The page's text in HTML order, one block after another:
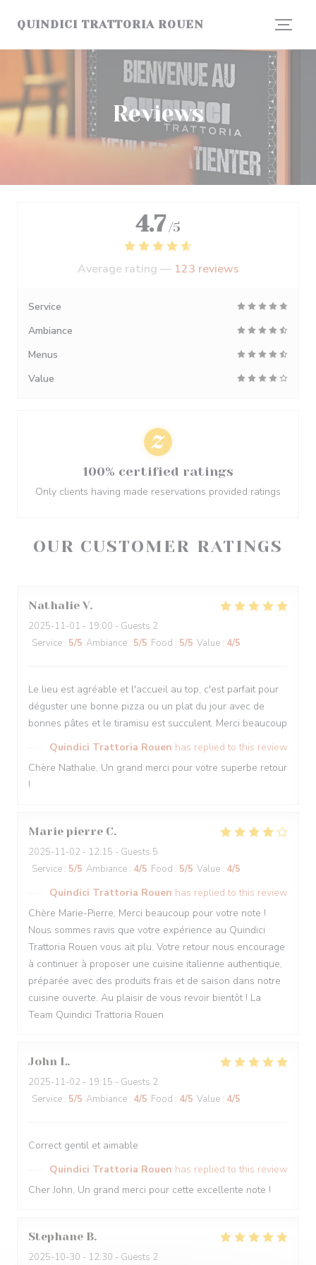
QUINDICI TRATTORIA ROUEN
Reviews
OUR CUSTOMER RATINGS
Nathalie V
2025-11-01 - 19:00 - Guests 2
Service : 5/5 Ambiance : 5/5 Food : 5/5 Value : 4/5
Le lieu est agréable et l'accueil au top, c'est parfait pour
déguster une bonne pizza ou un plat du jour avec de
bonnes pâtes et le tiramisu est succulent. Merci beaucoup
Quindici Trattoria Rouen has replied to this review
Chère Nathalie, Un grand merci pour votre superbe retour
!
Marie pierre C
2025-11-02 - 12:15 - Guests 5
Service : 5/5 Ambiance : 4/5 Food : 5/5 Value : 4/5
Quindici Trattoria Rouen has replied to this review
Chère Marie-Pierre, Merci beaucoup pour votre note !
Nous sommes ravis que votre expérience au Quindici
Trattoria Rouen vous ait plu. Votre retour nous encourage
à continuer à proposer une cuisine italienne authentique,
préparée avec des produits frais et de saison dans notre
cuisine ouverte. Au plaisir de vous revoir bientôt ! La
Team Quindici Trattoria Rouen
John L
2025-11-02 - 19:15 - Guests 2
Service : 5/5 Ambiance : 4/5 Food : 4/5 Value : 4/5
Correct gentil et aimable
Quindici Trattoria Rouen has replied to this review
Cher John, Un grand merci pour cette excellente note !
Stephane B
2025-10-30 - 12:30 - Guests 2
4.7 /5
Average rating — 123 reviews
Service
Ambiance
Menus
Value
100% certified ratings
Only clients having made reservations provided ratings